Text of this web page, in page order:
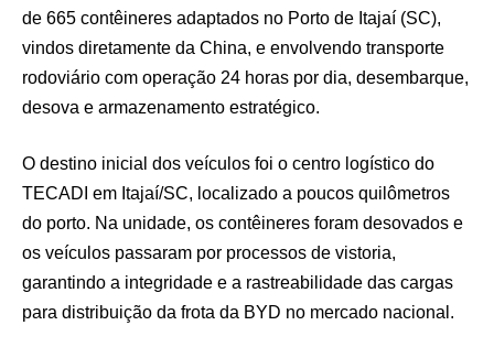
de 665 contêineres adaptados no Porto de Itajaí (SC),
vindos diretamente da China, e envolvendo transporte
rodoviário com operação 24 horas por dia, desembarque,
desova e armazenamento estratégico.
O destino inicial dos veículos foi o centro logístico do
TECADI em Itajaí/SC, localizado a poucos quilômetros
do porto. Na unidade, os contêineres foram desovados e
os veículos passaram por processos de vistoria,
garantindo a integridade e a rastreabilidade das cargas
para distribuição da frota da BYD no mercado nacional.